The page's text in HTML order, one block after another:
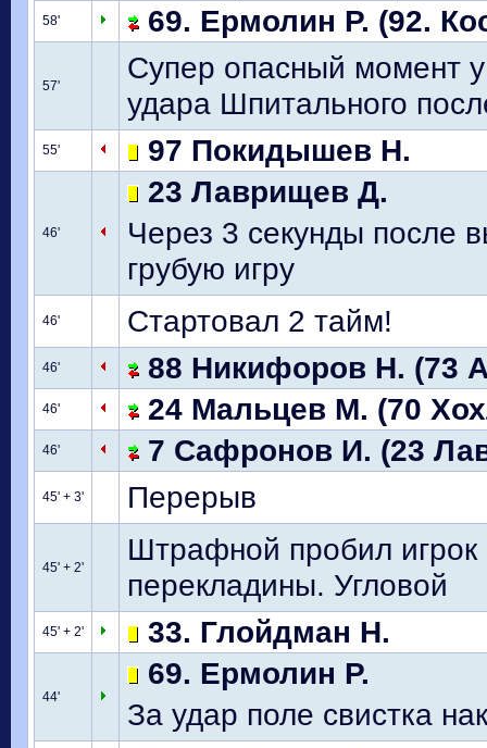
58' 69. Ермолин Р. (92.
57'
Супер опасный момент
удара Шпитального
55' 97 Покидышев Н.
46'
23 Лаврищев Д.
Через 3 секунды после
грубую игру
46' Стартовал 2 тайм!
46' 88 Никифоров Н. (73
46' 24 Мальцев М. (70
46' 7 Сафронов И. (23
45' + 3' Перерыв
45' + 2'
Штрафной пробил
перекладины. Угловой
45' + 2' 33. Глойдман Н.
44'
69. Ермолин Р.
За удар поле свистка